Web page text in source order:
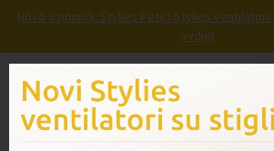
Novo u ponudi: Stylies Pets i Stylies
ovdje!
mail